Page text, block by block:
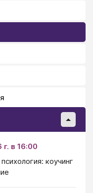
в 16:00
коучинг